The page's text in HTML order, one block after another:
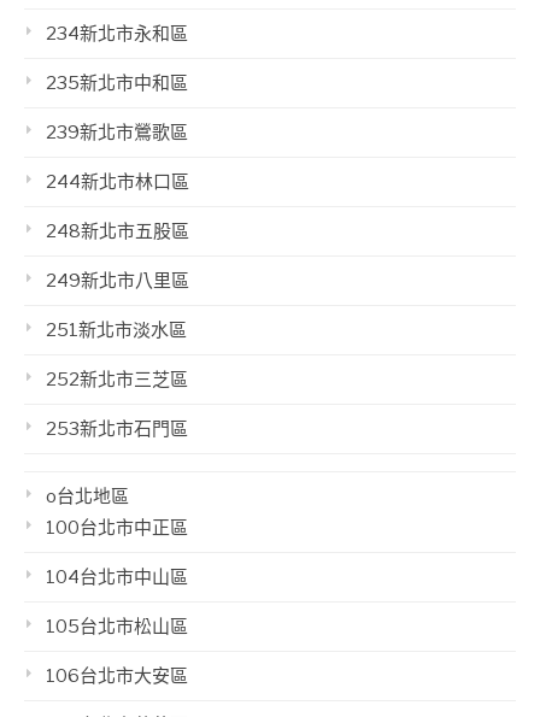
234新北市永和區
235新北市中和區
239新北市鶯歌區
244新北市林口區
248新北市五股區
249新北市八里區
251新北市淡水區
252新北市三芝區
253新北市石門區
o台北地區
100台北市中正區
104台北市中山區
105台北市松山區
106台北市大安區